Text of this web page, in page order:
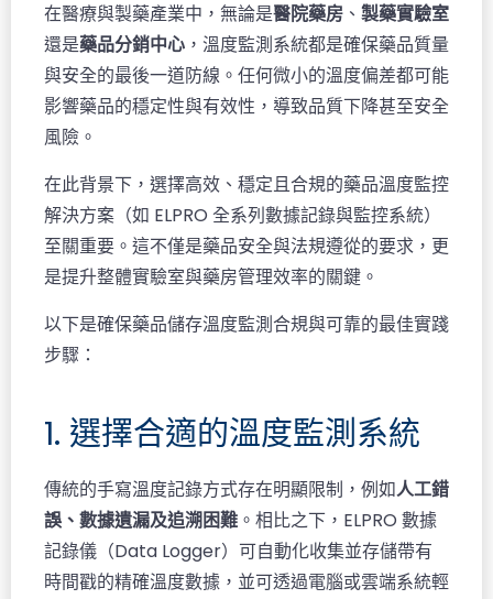
在醫療與製藥產業中，無論是醫院藥房 、 製藥實驗室
還是藥品分銷中心 ，溫度監測系統都是確保藥品質量
與安全的最後一道防線。任何微小的溫度偏差都可能
影響藥品的穩定性與有效性，導致品質下降甚至安全
風險。
在此背景下，選擇高效、穩定且合規的藥品溫度監控
解決方案（如 ELPRO 全系列數據記錄與監控系統）
至關重要。這不僅是藥品安全與法規遵從的要求，更
是提升整體實驗室與藥房管理效率的關鍵。
以下是確保藥品儲存溫度監測合規與可靠的最佳實踐
步驟：
1. 選擇合適的溫度監測系統
傳統的手寫溫度記錄方式存在明顯限制，例如人工錯
誤、數據遺漏及追溯困難 。相比之下，ELPRO 數據
記錄儀（Data Logger）可自動化收集並存儲帶有
時間戳的精確溫度數據，並可透過電腦或雲端系統輕